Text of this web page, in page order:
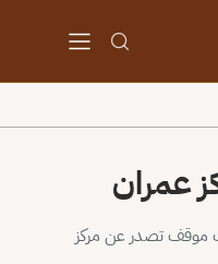
عمران
موقف تصدر عن مركز